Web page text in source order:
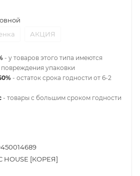
АКЦИЯ
- у товаров этого типа имеются
упаковки
- остаток срока годности от 6-2
- товары с большим сроком годности
HOUSE [КОРЕЯ]